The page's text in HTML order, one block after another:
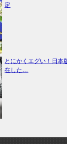
定
とにかくエグい！日本
在した…